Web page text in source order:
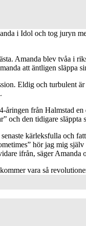
i Idol och tog juryn
Amanda blev tvåa i
att äntligen släppa
Eldig och turbulent
från Halmstad
och den tidigare
kärleksfulla och
hör jag mig
ifrån, säger Amanda
vara så